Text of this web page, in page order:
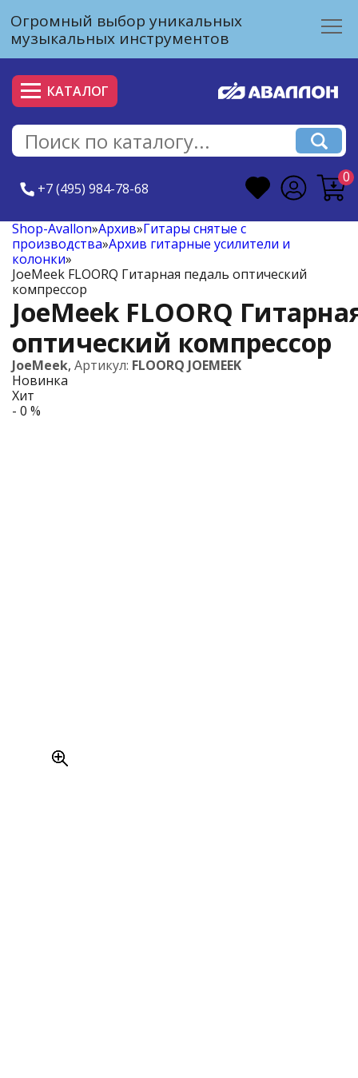
Огромный выбор уникальных
музыкальных инструментов
КАТАЛОГ
+7 (495) 984-78-68
0
Shop-Avallon»Архив»Гитары снятые с
производства»Архив гитарные усилители и
колонки»
JoeMeek FLOORQ Гитарная педаль оптический
компрессор
JoeMeek FLOORQ
оптический компрессор
JoeMeek, Артикул: FLOORQ JOEMEEK
Новинка
Хит
- 0 %